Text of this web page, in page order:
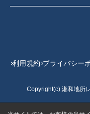
利用規約 プライバシー
Copyright(c) 湘和地所